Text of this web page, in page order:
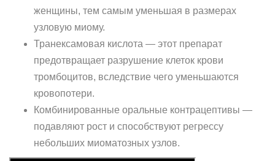
женщины, тем самым уменьшая в размерах
узловую миому.
Транексамовая кислота — этот препарат
предотвращает разрушение клеток крови
тромбоцитов, вследствие чего уменьшаются
кровопотери.
Комбинированные оральные контрацептивы —
подавляют рост и способствуют регрессу
небольших миоматозных узлов.